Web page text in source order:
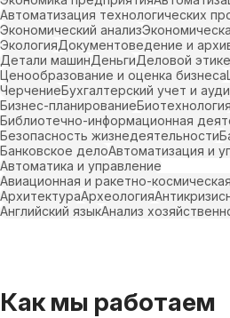
Автоматизация технологических
Экономический анализ
ЭкологияДокументоведение и
Детали машинДеньгиДеловой
Ценообразование и оценка бизнеса
ЧерчениеБухгалтерский учет и
Бизнес-планированиеБиотехнология
Библиотечно-информационная
Безопасность жизнедеятельности
Банковское делоАвтоматизация и
Автоматика и управление
Авиационная и ракетно-
АрхитектураАрхеология
Английский языкАнализ
Как мы работаем